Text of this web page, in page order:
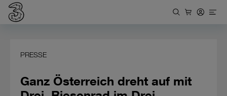
PRESSE
Ganz Österreich dreht auf mit